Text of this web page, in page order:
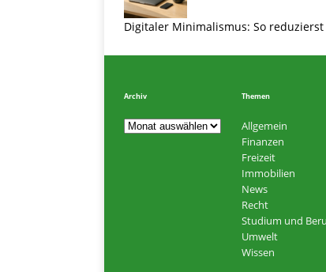
Digitaler Minimalismus: So
Archiv Themen
Allgemein
Finanzen
Freizeit
Immobilien
News
Recht
Studium und
Umwelt
Wissen